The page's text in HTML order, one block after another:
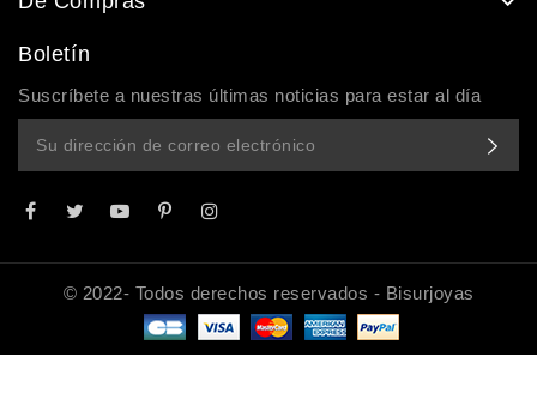
Boletín
Suscríbete a nuestras últimas noticias para estar al día
© 2022- Todos derechos reservados - Bisurjoyas